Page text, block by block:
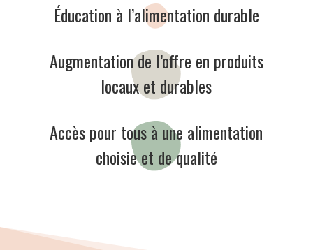
Éducation à l’alimentation durable
Augmentation de l’offre en produits
locaux et durables
Accès pour tous à une alimentation
choisie et de qualité